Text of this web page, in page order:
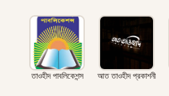
তাওহীদ পাবলিকেশন্স আত তাওহীদ প্রকাশনী